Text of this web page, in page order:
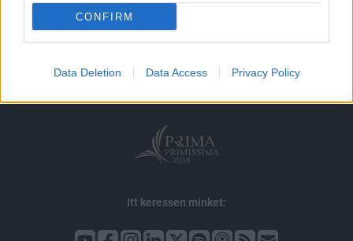
CONFIRM
Data Deletion Data Access Privacy Policy
Itt keressen minket: